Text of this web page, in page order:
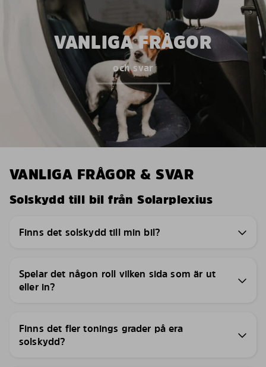
VANLIGA FRÅGOR
och svar
VANLIGA FRÅGOR & SVAR
Solskydd till bil från Solarplexius
Finns det solskydd till min bil?
Spelar det någon roll vilken sida som är ut
eller in?
Finns det fler tonings grader på era
solskydd?